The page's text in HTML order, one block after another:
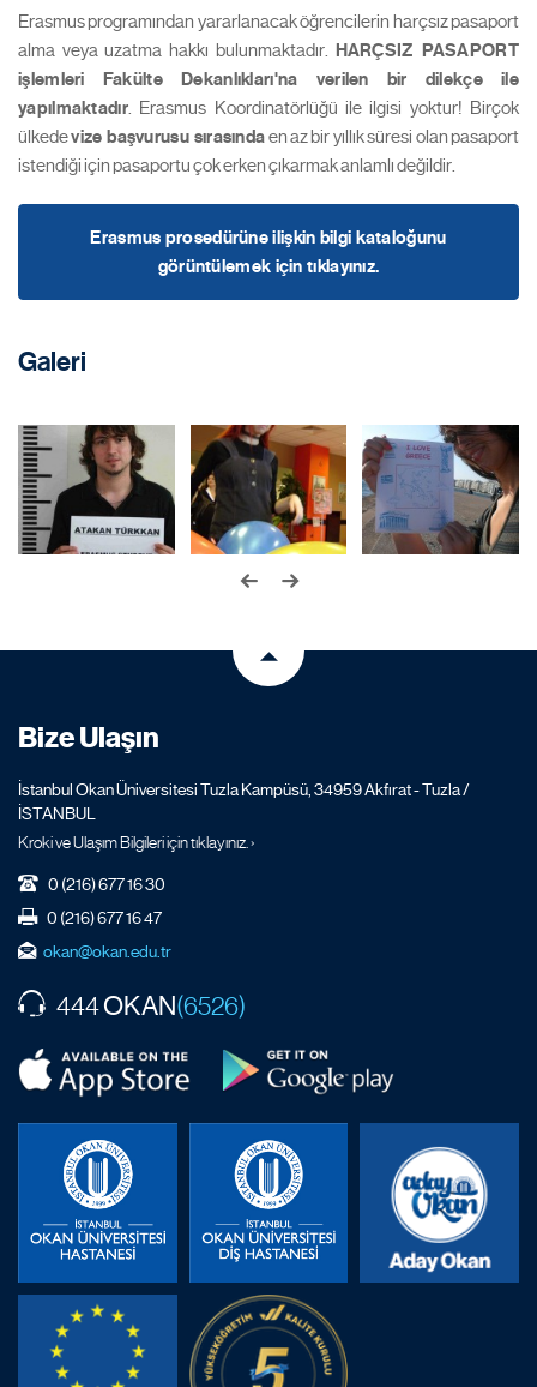
Erasmus programından yararlanacak öğrencilerin harçsız pasaport
alma veya uzatma hakkı bulunmaktadır. HARÇSIZ PASAPORT
işlemleri Fakülte Dekanlıkları'na verilen bir dilekçe ile
yapılmaktadır. Erasmus Koordinatörlüğü ile ilgisi yoktur! Birçok
ülkedevize başvurusu sırasındaen az bir yıllık süresi olan pasaport
istendiği için pasaportu çok erken çıkarmak anlamlı değildir.
Erasmus prosedürüne ilişkin bilgi kataloğunu
görüntülemek için tıklayınız.
Galeri
Bize Ulaşın
İstanbul Okan Üniversitesi Tuzla Kampüsü, 34959 Akfırat - Tuzla /
İSTANBUL
Kroki ve Ulaşım Bilgileri için tıklayınız. ›
0 (216) 677 16 30
0 (216) 677 16 47
okan@okan.edu.tr
444OKAN(6526)